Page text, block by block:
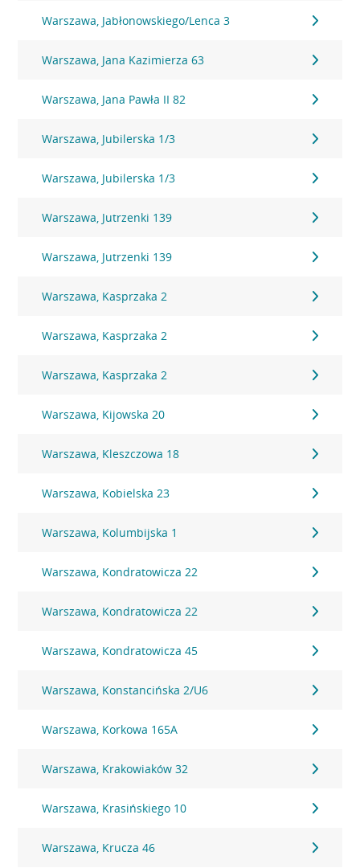
Warszawa, Jabłonowskiego/Lenca 3
Warszawa, Jana Kazimierza 63
Warszawa, Jana Pawła II 82
Warszawa, Jubilerska 1/3
Warszawa, Jubilerska 1/3
Warszawa, Jutrzenki 139
Warszawa, Jutrzenki 139
Warszawa, Kasprzaka 2
Warszawa, Kasprzaka 2
Warszawa, Kasprzaka 2
Warszawa, Kijowska 20
Warszawa, Kleszczowa 18
Warszawa, Kobielska 23
Warszawa, Kolumbijska 1
Warszawa, Kondratowicza 22
Warszawa, Kondratowicza 22
Warszawa, Kondratowicza 45
Warszawa, Konstancińska 2/U6
Warszawa, Korkowa 165A
Warszawa, Krakowiaków 32
Warszawa, Krasińskiego 10
Warszawa, Krucza 46